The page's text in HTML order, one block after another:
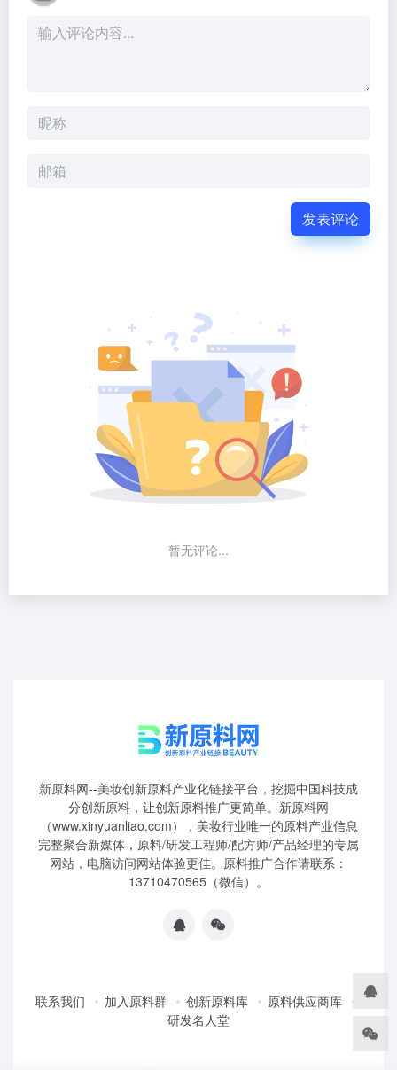
发表评论
暂无评论...
新原料网--美妆创新原料产业化链接平台，挖掘中国科技成
分创新原料，让创新原料推广更简单。新原料网
（www.xinyuanliao.com），美妆行业唯一的原料产业信息
完整聚合新媒体，原料/研发工程师/配方师/产品经理的专属
网站，电脑访问网站体验更佳。原料推广合作请联系：
13710470565（微信）。
联系我们 加入原料群 创新原料库
原料供应商库
研发名人堂